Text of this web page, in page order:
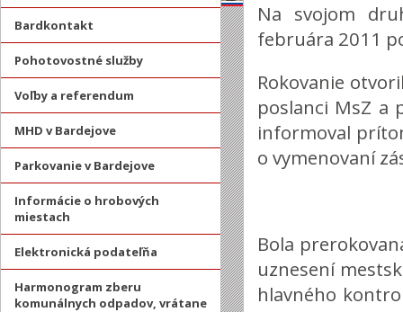
Bardkontakt
Pohotovostné služby
Voľby a referendum
MHD v Bardejove
Parkovanie v Bardejove
Informácie o hrobových
miestach
Elektronická podateľňa
Harmonogram zberu
komunálnych odpadov, vrátane
Na svojom
februára 2011
Rokovanie
poslanci MsZ a
informoval
o vymenovaní
Bola
uznesení
hlavného